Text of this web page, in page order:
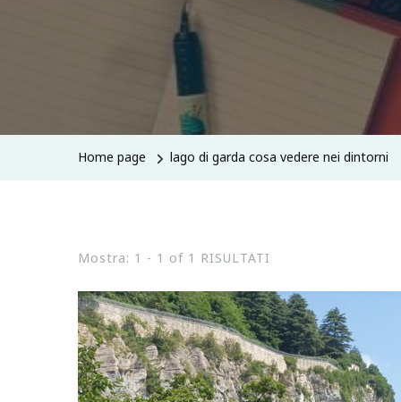
Home page lago di garda cosa vedere nei dintorni
Mostra: 1 - 1 of 1 RISULTATI